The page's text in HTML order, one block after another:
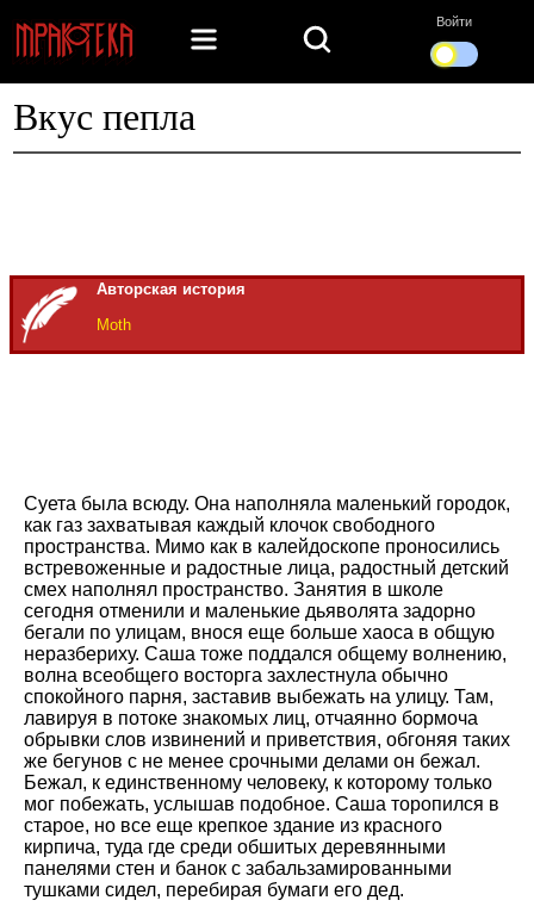
Войти
Вкус пепла
Авторская история
Moth
Суета была всюду. Она наполняла маленький городок,
как газ захватывая каждый клочок свободного
пространства. Мимо как в калейдоскопе проносились
встревоженные и радостные лица, радостный детский
смех наполнял пространство. Занятия в школе
сегодня отменили и маленькие дьяволята задорно
бегали по улицам, внося еще больше хаоса в общую
неразбериху. Саша тоже поддался общему волнению,
волна всеобщего восторга захлестнула обычно
спокойного парня, заставив выбежать на улицу. Там,
лавируя в потоке знакомых лиц, отчаянно бормоча
обрывки слов извинений и приветствия, обгоняя таких
же бегунов с не менее срочными делами он бежал.
Бежал, к единственному человеку, к которому только
мог побежать, услышав подобное. Саша торопился в
старое, но все еще крепкое здание из красного
кирпича, туда где среди обшитых деревянными
панелями стен и банок с забальзамированными
тушками сидел, перебирая бумаги его дед.